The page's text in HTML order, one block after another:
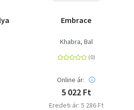
Embrace
Khabra, Bal
Online ár:
5 022 Ft
Eredeti ár: 5 286 Ft